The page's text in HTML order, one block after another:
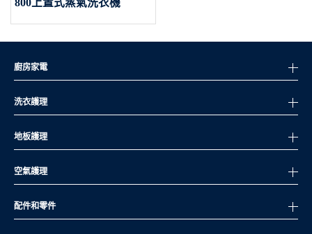
800上置式蒸氣洗衣機
廚房家電
洗衣護理
地板護理
空氣護理
配件和零件